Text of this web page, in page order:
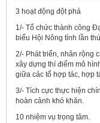
3 hoạt động đột phá
1/- Tổ chức thành công
biểu Hội Nông tỉnh lần
2/- Phát triển, nhân rộng
xây dựng thí điểm mô
giữa các tổ hợp tác, hợp
3/- Tích cực thực hiện
hoàn cảnh khó khăn.
10 nhiệm vụ trọng tâm.